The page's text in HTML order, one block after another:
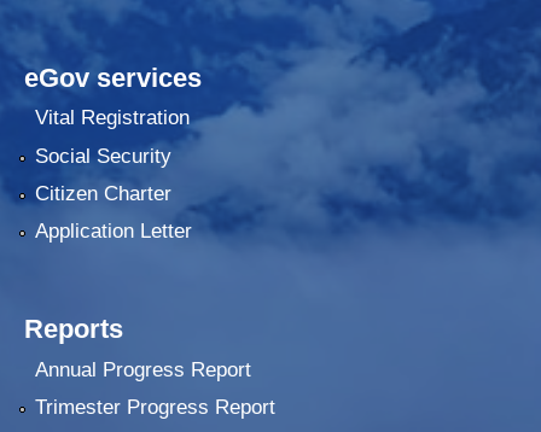
eGov services
Vital Registration
Social Security
Citizen Charter
Application Letter
Reports
Annual Progress Report
Trimester Progress Report